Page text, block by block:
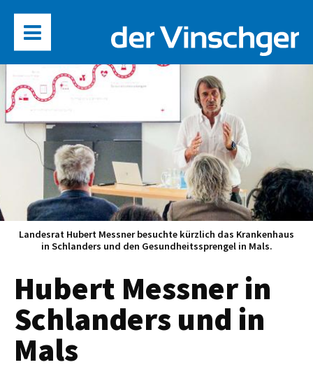
Landesrat Hubert Messner besuchte kürzlich das Krankenhaus
in Schlanders und den Gesundheitssprengel in Mals.
Hubert Messner in
Schlanders und in
Mals